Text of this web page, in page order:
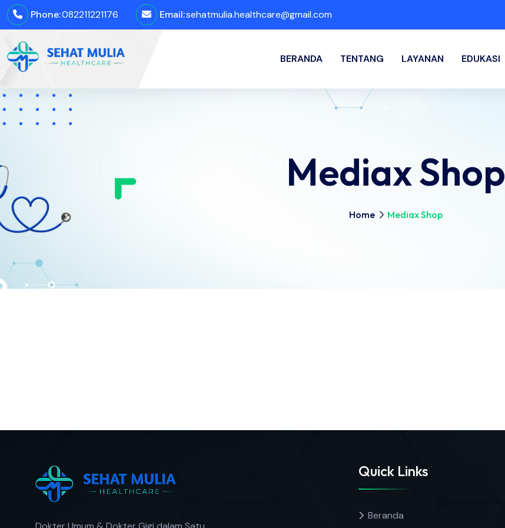
Phone:082211221176 Email:sehatmulia.healthcare@gmail.com
BERANDA TENTANG LAYANAN EDUKASI
Mediax Shop
Home Mediax Shop
Quick Links
Beranda